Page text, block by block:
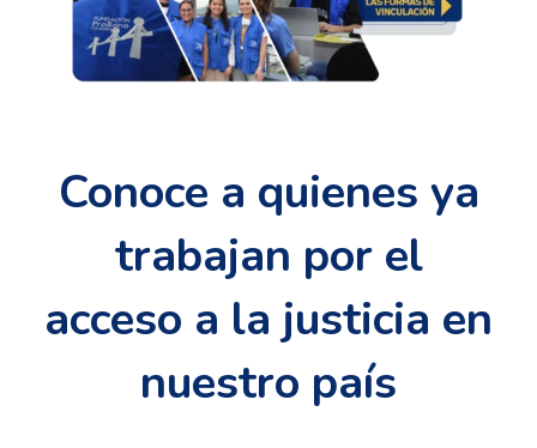
Conoce a quienes ya
trabajan por el
acceso a la justicia en
nuestro país